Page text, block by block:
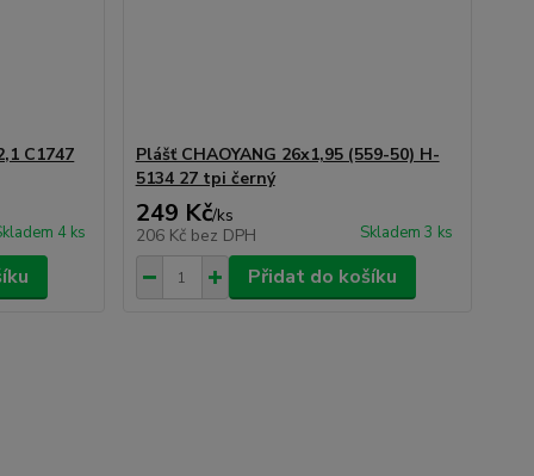
C1747
4 ks
Plášť CHAOYANG 26x1,95 (559-50) H-
5134 27 tpi černý
249 Kč/ks
206 Kč bez DPH Skladem 3 ks
Přidat do košíku